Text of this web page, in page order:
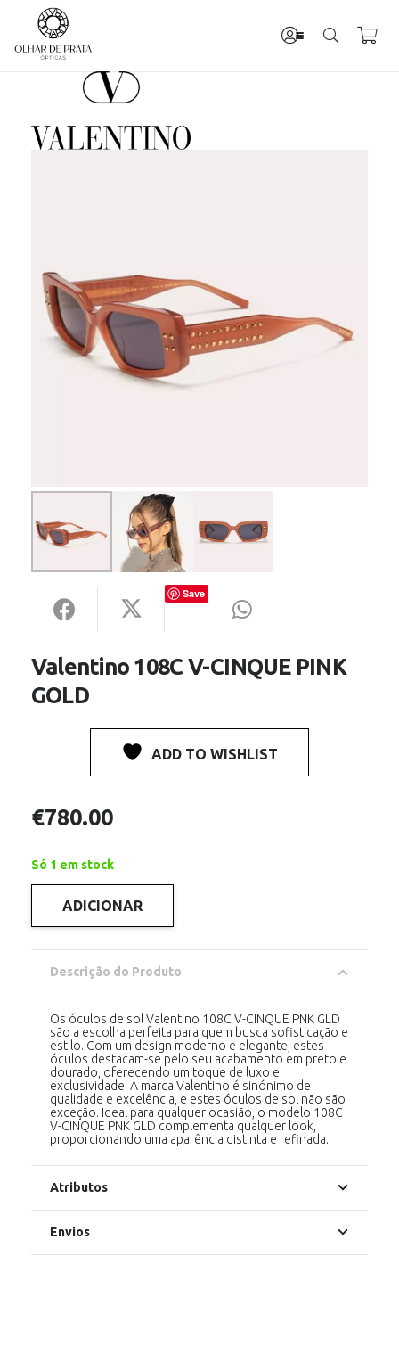
Save
Valentino 108C V-CINQUE PINK
GOLD
ADD TO WISHLIST
€780.00
Só 1 em stock
Quantidade
de
108C
CINQUE
ADICIONAR
Descrição do Produto
Os óculos de sol Valentino 108C V-CINQUE PNK GLD
são a escolha perfeita para quem busca sofisticação e
estilo. Com um design moderno e elegante, estes
óculos destacam-se pelo seu acabamento em preto e
dourado, oferecendo um toque de luxo e
exclusividade. A marca Valentino é sinónimo de
qualidade e excelência, e estes óculos de sol não são
exceção. Ideal para qualquer ocasião, o modelo 108C
V-CINQUE PNK GLD complementa qualquer look,
proporcionando uma aparência distinta e refinada.
Atributos
Envios